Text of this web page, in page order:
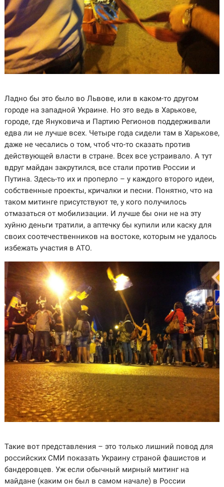
Ладно бы это было во Львове, или в каком-то другом
городе на западной Украине. Но это ведь в Харькове,
городе, где Януковича и Партию Регионов поддерживали
едва ли не лучше всех. Четыре года сидели там в Харькове,
даже не чесались о том, чтоб что-то сказать против
действующей власти в стране. Всех все устраивало. А тут
вдруг майдан закрутился, все стали против России и
Путина. Здесь-то их и проперло – у каждого второго идеи,
собственные проекты, кричалки и песни. Понятно, что на
таком митинге присутствуют те, у кого получилось
отмазаться от мобилизации. И лучше бы они не на эту
хуйню деньги тратили, а аптечку бы купили или каску для
своих соотечественников на востоке, которым не удалось
избежать участия в АТО.
Такие вот представления – это только лишний повод для
российских СМИ показать Украину страной фашистов и
бандеровцев. Уж если обычный мирный митинг на
майдане (каким он был в самом начале) в России